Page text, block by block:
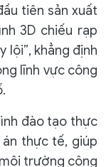
tiên sản xuất
3D chiếu rạp
lội”, khẳng định
lĩnh vực công
đào tạo thực
thực tế, giúp
trường công